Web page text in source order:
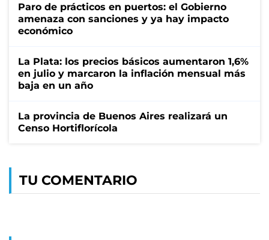
Paro de prácticos en puertos: el Gobierno
amenaza con sanciones y ya hay impacto
económico
La Plata: los precios básicos aumentaron 1,6%
en julio y marcaron la inflación mensual más
baja en un año
La provincia de Buenos Aires realizará un
Censo Hortiflorícola
TU COMENTARIO